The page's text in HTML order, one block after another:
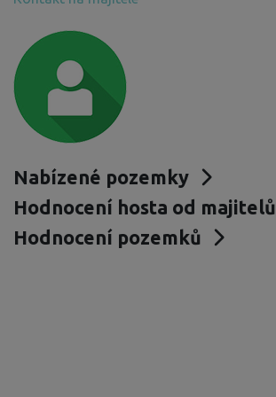
Nabízené pozemky
Hodnocení hosta od majitelů
Hodnocení pozemků